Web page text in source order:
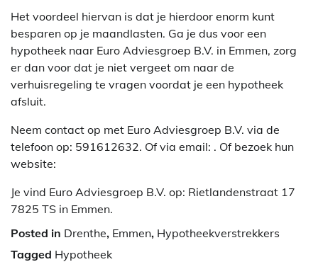
Het voordeel hiervan is dat je hierdoor enorm kunt
besparen op je maandlasten. Ga je dus voor een
hypotheek naar Euro Adviesgroep B.V. in Emmen, zorg
er dan voor dat je niet vergeet om naar de
verhuisregeling te vragen voordat je een hypotheek
afsluit.
Neem contact op met Euro Adviesgroep B.V. via de
telefoon op: 591612632. Of via email: . Of bezoek hun
website:
Je vind Euro Adviesgroep B.V. op: Rietlandenstraat 17
7825 TS in Emmen.
Posted in Drenthe, Emmen, Hypotheekverstrekkers
Tagged Hypotheek